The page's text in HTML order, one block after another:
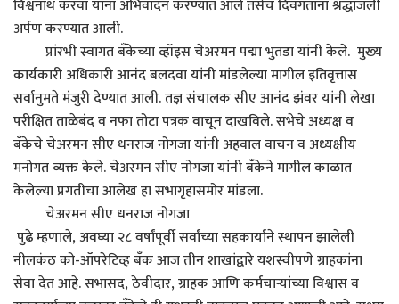
विश्वनाथ करवा यांना अभिवादन करण्यात आले तसेच दिवंगतांना श्रद्धांजली
अर्पण करण्यात आली.
प्रांरभी स्वागत बँकेच्या व्हॉइस चेअरमन पद्मा भुतडा यांनी केले. मुख्य
कार्यकारी अधिकारी आनंद बलदवा यांनी मांडलेल्या मागील इतिवृत्तास
सर्वानुमते मंजुरी देण्यात आली. तज्ञ संचालक सीए आनंद झंवर यांनी लेखा
परीक्षित ताळेबंद व नफा तोटा पत्रक वाचून दाखविले. सभेचे अध्यक्ष व
बँकेचे चेअरमन सीए धनराज नोगजा यांनी अहवाल वाचन व अध्यक्षीय
मनोगत व्यक्त केले. चेअरमन सीए नोगजा यांनी बँकेने मागील काळात
केलेल्या प्रगतीचा आलेख हा सभागृहासमोर मांडला.
चेअरमन सीए धनराज नोगजा
पुढे म्हणाले, अवघ्या २८ वर्षांपूर्वी सर्वांच्या सहकार्याने स्थापन झालेली
नीलकंठ को-ऑपरेटिव्ह बँक आज तीन शाखांद्वारे यशस्वीपणे ग्राहकांना
सेवा देत आहे. सभासद, ठेवीदार, ग्राहक आणि कर्मचाऱ्यांच्या विश्वास व